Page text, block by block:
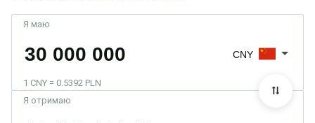
Я маю
1 CNY = 0.5392 PLN
CNY
Я отримаю